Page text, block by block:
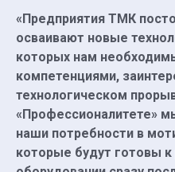
«Предприятия ТМК
осваивают новые
которых нам
компетенциями,
технологическом
«Профессионалитете»
наши потребности в
которые будут готовы